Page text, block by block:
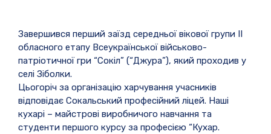
Завершився перший заїзд середньої вікової групи ІІ
обласного етапу Всеукраїнської військово-
патріотичної гри “Сокіл” (“Джура”), який проходив у
селі Зіболки.
Цьогоріч за організацію харчування учасників
відповідає Сокальський професійний ліцей. Наші
кухарі – майстрові виробничого навчання та
студенти першого курсу за професією “Кухар.